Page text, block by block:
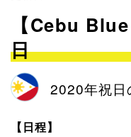
【Cebu
日
2020年祝日
【日程】